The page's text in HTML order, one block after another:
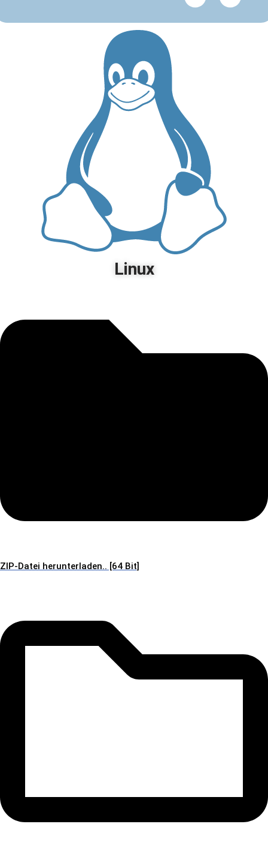
Linux
ZIP-Datei herunterladen.. [64 Bit]